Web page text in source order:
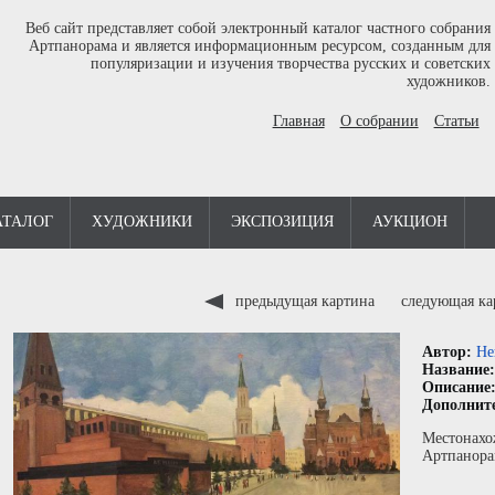
Веб сайт представляет собой электронный каталог частного собрания
Артпанорама и является информационным ресурсом, созданным для
популяризации и изучения творчества русских и советских
художников.
Главная О собрании Статьи
ХУДОЖНИКИ ЭКСПОЗИЦИЯ АУКЦИОН
предыдущая картина следующая
Автор: